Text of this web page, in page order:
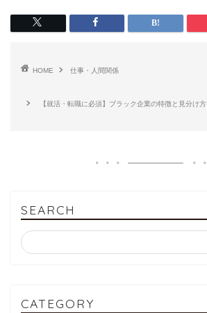
HOME 仕事・人間関係
【就活・転職に必須】ブラック企業の特徴と見分け方
SEARCH
CATEGORY